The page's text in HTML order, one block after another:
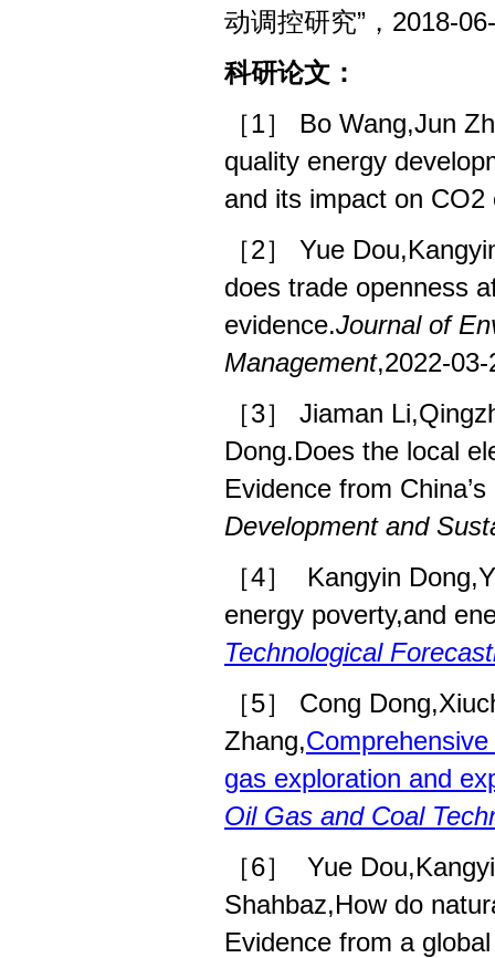
动调控研究”，2018-
科研论文：
［1］ Bo Wang,Jun
quality energy
and its impact on
［2］ Yue
does trade openness
evidence.Journal of
Management,2022-03-
［3］ Jiaman
Dong.Does the local
Evidence from
Development and
［4］ Kangyin
energy poverty,and
Technological
［5］ Cong
Zhang,
gas exploration and
Oil Gas and Coal
［6］ Yue
Shahbaz,How do
Evidence from a